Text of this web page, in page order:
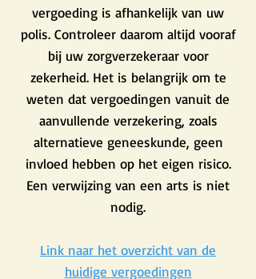
vergoeding is afhankelijk van uw
polis. Controleer daarom altijd vooraf
bij uw zorgverzekeraar voor
zekerheid. Het is belangrijk om te
weten dat vergoedingen vanuit de
aanvullende verzekering, zoals
alternatieve geneeskunde, geen
invloed hebben op het eigen risico.
Een verwijzing van een arts is niet
nodig.
Link naar het overzicht van de
huidige vergoedingen